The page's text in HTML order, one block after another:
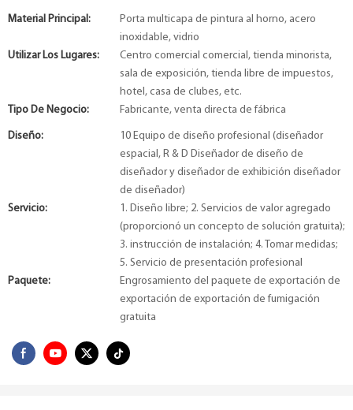
Material Principal:
Porta multicapa de pintura al horno, acero
inoxidable, vidrio
Utilizar Los Lugares:
Centro comercial comercial, tienda minorista,
sala de exposición, tienda libre de impuestos,
hotel, casa de clubes, etc.
Tipo De Negocio:
Fabricante, venta directa de fábrica
Diseño:
10 Equipo de diseño profesional (diseñador
espacial, R & D Diseñador de diseño de
diseñador y diseñador de exhibición diseñador
de diseñador)
Servicio:
1. Diseño libre; 2. Servicios de valor agregado
(proporcionó un concepto de solución gratuita);
3. instrucción de instalación; 4. Tomar medidas;
5. Servicio de presentación profesional
Paquete:
Engrosamiento del paquete de exportación de
exportación de exportación de fumigación
gratuita